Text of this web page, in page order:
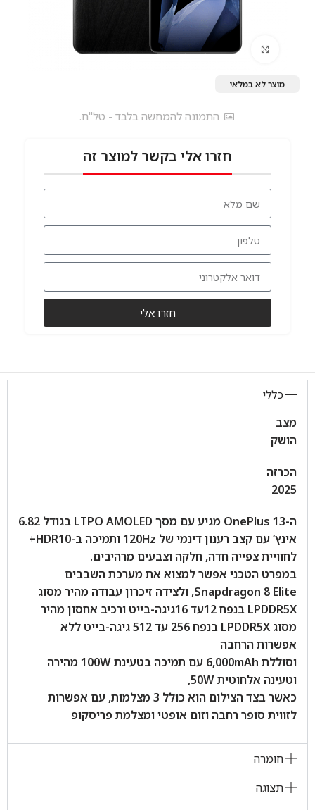
לחץ להגדלה
מוצר לא במלאי
התמונה להמחשה בלבד - טל"ח.
חזרו אלי בקשר למוצר זה
חזרו אלי
כללי
מצב
הושק
הכרזה
2025
ה-OnePlus 13 מגיע עם מסך LTPO AMOLED בגודל 6.82
אינץ’ עם קצב רענון דינמי של 120Hz ותמיכה ב-HDR10+
לחוויית צפייה חדה, חלקה וצבעים מרהיבים.
במפרט הטכני אפשר למצוא את מערכת השבבים
Snapdragon 8 Elite, ולצידה זיכרון עבודה מהיר מסוג
LPDDR5X בנפח 12עד 16גיגה-בייט ורכיב אחסון מהיר
מסוג LPDDR5X בנפח 256 עד 512 גיגה-בייט ללא
אפשרות הרחבה
וסוללת 6,000mAh עם תמיכה בטעינת 100W מהירה
וטעינה אלחוטית 50W,
כאשר בצד הצילום הוא כולל 3 מצלמות, עם אפשרות
לזווית סופר רחבה וזום אופטי ומצלמת פריסקופ
חומרה
תצוגה